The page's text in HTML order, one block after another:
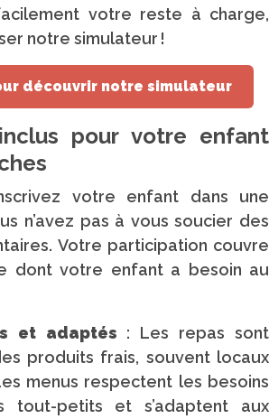
votre reste à charge,
notre simulateur !
découvrir notre simulateur
pour votre enfant
votre enfant dans une
n’avez pas à vous soucier des
Votre participation couvre
dont votre enfant a besoin au
et adaptés : Les repas sont
produits frais, souvent locaux
menus respectent les besoins
tout-petits et s’adaptent aux